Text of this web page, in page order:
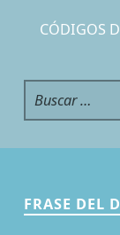
CÓDIGOS
Buscar:
FRASE DEL